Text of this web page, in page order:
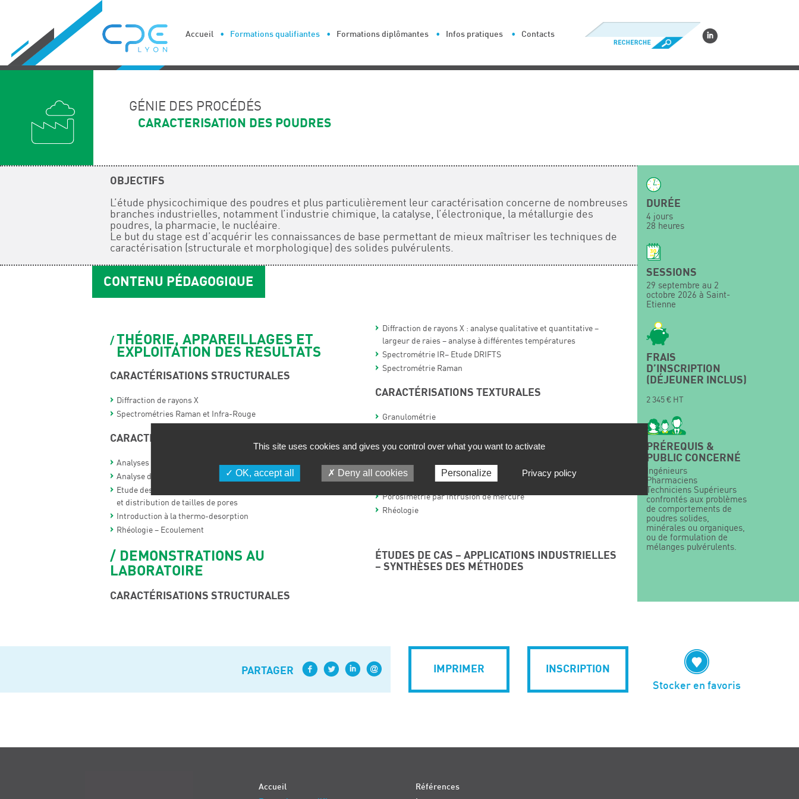
Accueil Formations qualifiantes Formations diplômantes Infos pratiques Contacts
GÉNIE DES PROCÉDÉS
CARACTERISATION DES POUDRES
DURÉE
4 jours
28 heures
SESSIONS
29 septembre au 2
octobre 2026 à Saint-
Etienne
FRAIS
D’INSCRIPTION
(DÉJEUNER INCLUS)
2 345 € HT
PRÉREQUIS &
PUBLIC CONCERNÉ
Ingénieurs
Pharmaciens
Techniciens Supérieurs
confrontés aux problèmes
de comportements de
poudres solides,
minérales ou organiques,
ou de formulation de
mélanges pulvérulents.
OBJECTIFS
L’étude physicochimique des poudres et plus particulièrement leur caractérisation concerne de nombreuses
branches industrielles, notamment l’industrie chimique, la catalyse, l’électronique, la métallurgie des
poudres, la pharmacie, le nucléaire.
Le but du stage est d’acquérir les connaissances de base permettant de mieux maîtriser les techniques de
caractérisation (structurale et morphologique) des solides pulvérulents.
CONTENU PÉDAGOGIQUE
THÉORIE, APPAREILLAGES ET
EXPLOITATION DES RESULTATS
CARACTÉRISATIONS STRUCTURALES
Diffraction de rayons X
Spectrométries Raman et Infra-Rouge
CARACTÉRISATIONS TEXTURALES
Analyses granulométriques et morphologiques des solides
Analyse d’image
Etude des textures poreuses : surface spécifique, volumes poreux
et distribution de tailles de pores
Introduction à la thermo-desorption
Rhéologie – Ecoulement
DEMONSTRATIONS AU
LABORATOIRE
CARACTÉRISATIONS STRUCTURALES
Diffraction de rayons X : analyse qualitative et quantitative –
largeur de raies – analyse à différentes températures
Spectrométrie IR– Etude DRIFTS
Spectrométrie Raman
CARACTÉRISATIONS TEXTURALES
Granulométrie
méthode BET
adsorption d’azote : méthode t et méthode alpha
Introduction à la thermo desorption
Porosimétrie par intrusion de mercure
Rhéologie
ÉTUDES DE CAS – APPLICATIONS INDUSTRIELLES
– SYNTHÈSES DES MÉTHODES
PARTAGER IMPRIMER
INSCRIPTION
Stocker en favoris
Accueil
Références
Cookies management panel
This site uses cookies and gives you control over what you want to activate
OK, accept all Deny all cookies Personalize Privacy policy